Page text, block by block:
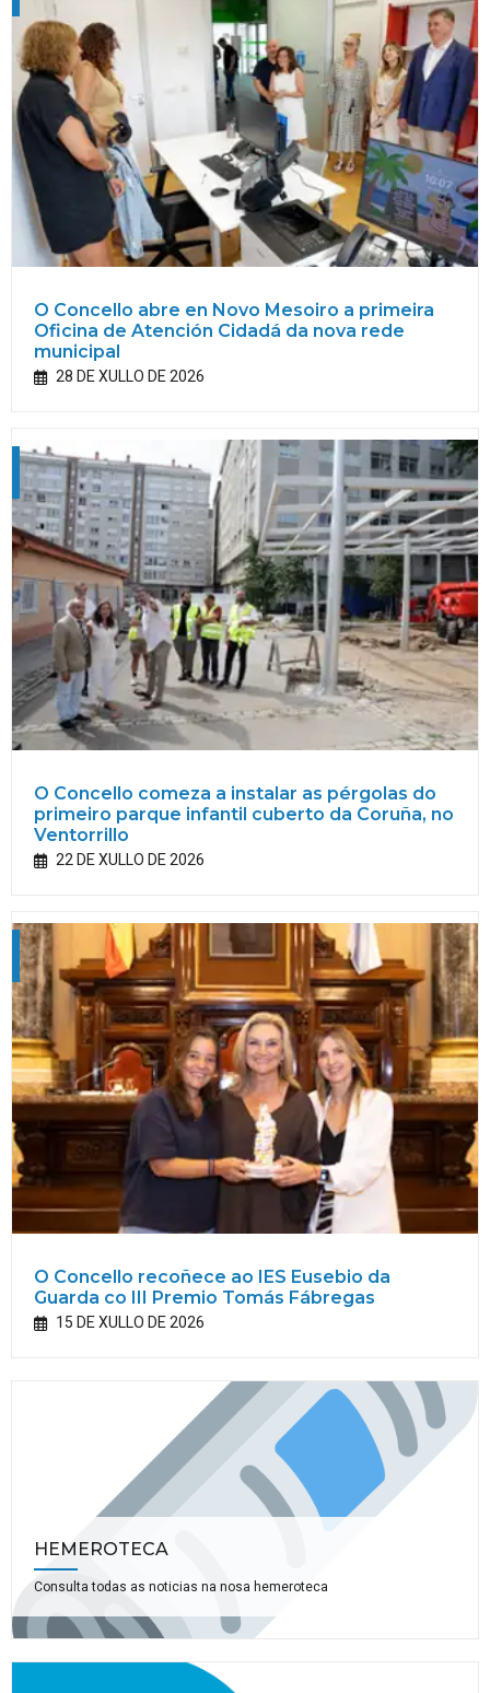
O Concello abre en Novo Mesoiro a primeira
Oficina de Atención Cidadá da nova rede
municipal
28 DE XULLO DE 2026
O Concello comeza a instalar as pérgolas do
primeiro parque infantil cuberto da Coruña, no
Ventorrillo
22 DE XULLO DE 2026
O Concello recoñece ao IES Eusebio da
Guarda co III Premio Tomás Fábregas
15 DE XULLO DE 2026
HEMEROTECA
Consulta todas as noticias na nosa hemeroteca